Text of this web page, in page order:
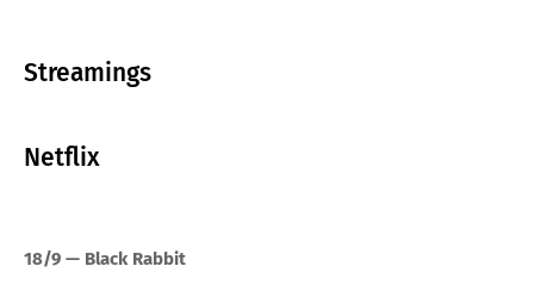
Streamings
Netflix
18/9 — Black Rabbit